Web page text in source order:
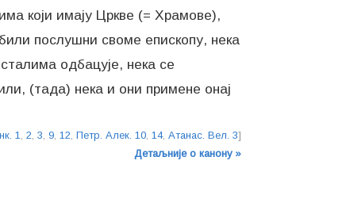
који имају Цркве (= Храмове),
послушни своме епископу, нека
одбацује, нека се
(тада) нека и они примене онај
1, 2, 3, 9, 12, Петр. Алек. 10, 14, Атанас. Вел. 3]
Детаљније о канону »